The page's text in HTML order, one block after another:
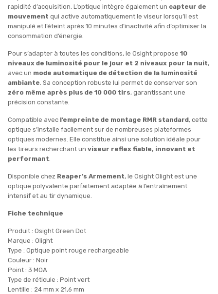
rapidité d’acquisition. L’optique intègre également un capteur de
mouvement qui active automatiquement le viseur lorsqu’il est
manipulé et l’éteint après 10 minutes d’inactivité afin d’optimiser la
consommation d’énergie.
Pour s’adapter à toutes les conditions, le Osight propose 10
niveaux de luminosité pour le jour et 2 niveaux pour la nuit,
avec un mode automatique de détection de la luminosité
ambiante. Sa conception robuste lui permet de conserver son
zéro même après plus de 10 000 tirs, garantissant une
précision constante.
Compatible avec l’empreinte de montage RMR standard, cette
optique s’installe facilement sur de nombreuses plateformes
optiques modernes. Elle constitue ainsi une solution idéale pour
les tireurs recherchant un viseur reflex fiable, innovant et
performant.
Disponible chez Reaper’s Armement, le Osight Olight est une
optique polyvalente parfaitement adaptée à l’entraînement
intensif et au tir dynamique.
Fiche technique
Produit : Osight Green Dot
Marque : Olight
Type : Optique point rouge rechargeable
Couleur : Noir
Point : 3 MOA
Type de réticule : Point vert
Lentille : 24 mm x 21,6 mm